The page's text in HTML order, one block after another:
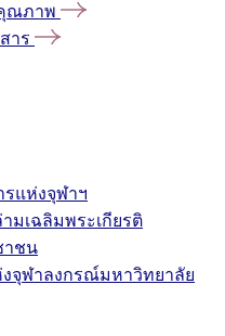
ณภาพ
าร
แห่งจุฬาฯ
มเฉลิมพระเกียรติ
าชน
จุฬาลงกรณ์มหาวิทยาลัย